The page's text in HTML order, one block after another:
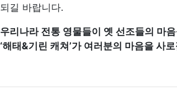
되길 바랍니다.
우리나라 전통 영물들이 옛 선조들의 마
‘해태&기린 캐쳐’가 여러분의 마음을 사